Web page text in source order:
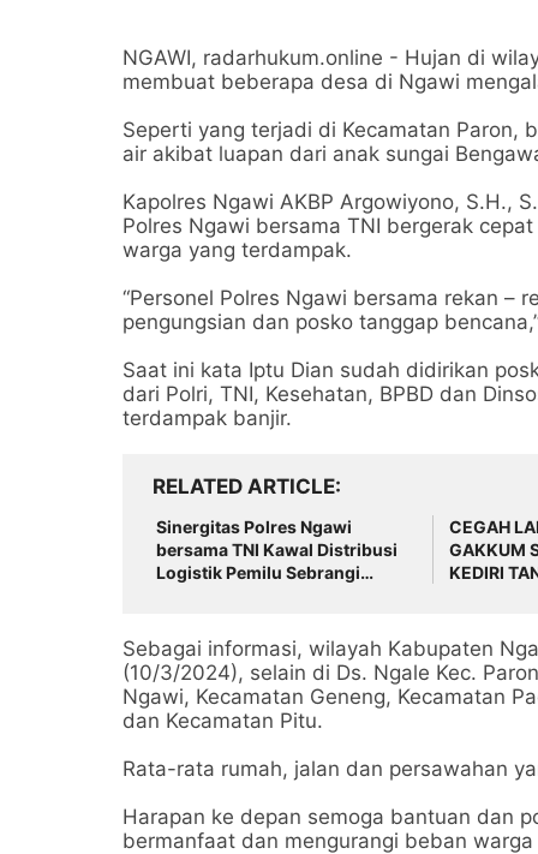
NGAWI, radarhukum.online - Hujan di
membuat beberapa desa di Ngawi
Seperti yang terjadi di Kecamatan Paron,
air akibat luapan dari anak sungai
Kapolres Ngawi AKBP Argowiyono, S.H.,
Polres Ngawi bersama TNI bergerak
warga yang terdampak.
“Personel Polres Ngawi bersama rekan –
pengungsian dan posko tanggap
Saat ini kata Iptu Dian sudah didirikan
dari Polri, TNI, Kesehatan, BPBD dan
terdampak banjir.
RELATED ARTICLE
Sinergitas Polres Ngawi
bersama TNI Kawal Distribusi
Logistik Pemilu Sebrangi
CEGAH
GAKKUM
KEDIRI
Sebagai informasi, wilayah Kabupaten
(10/3/2024), selain di Ds. Ngale Kec.
Ngawi, Kecamatan Geneng, Kecamatan
dan Kecamatan Pitu.
Rata-rata rumah, jalan dan persawahan
Harapan ke depan semoga bantuan dan
bermanfaat dan mengurangi beban